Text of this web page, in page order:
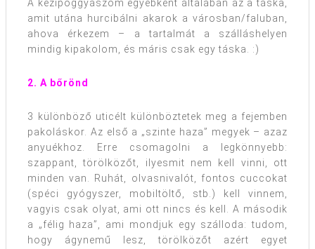
A kézipoggyászom egyébként általában az a táska,
amit utána hurcibálni akarok a városban/faluban,
ahova érkezem – a tartalmát a szálláshelyen
mindig kipakolom, és máris csak egy táska. :)
2. A bőrönd
3 különböző uticélt különböztetek meg a fejemben
pakoláskor. Az első a „szinte haza” megyek – azaz
anyuékhoz. Erre csomagolni a legkönnyebb:
szappant, törölközőt, ilyesmit nem kell vinni, ott
minden van. Ruhát, olvasnivalót, fontos cuccokat
(spéci gyógyszer, mobiltöltő, stb.) kell vinnem,
vagyis csak olyat, ami ott nincs és kell. A második
a „félig haza”, ami mondjuk egy szálloda: tudom,
hogy ágynemű lesz, törölközőt azért egyet